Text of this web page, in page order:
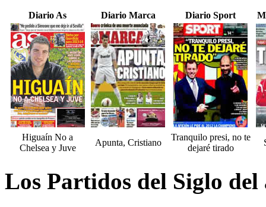
Diario As Diario Marca Diario Sport
Higuaín No a
Chelsea y Juve
Apunta, Cristiano
Tranquilo presi, no te
dejaré tirado
Los Partidos del Siglo del